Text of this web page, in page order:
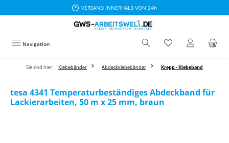
VERSAND INNERHALB VON 24h
Navigation
Sie sind hier: Klebebänder Abdeckklebebänder Krepp - Klebeband
tesa 4341 Temperaturbeständiges Abdeckband für
Lackierarbeiten, 50 m x 25 mm, braun